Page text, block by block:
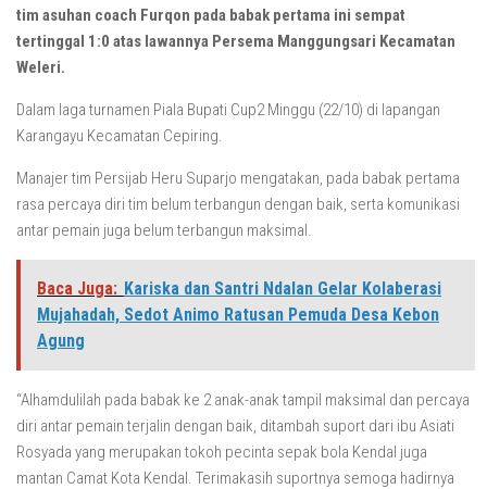
tim asuhan coach Furqon pada babak pertama ini sempat
tertinggal 1:0 atas lawannya Persema Manggungsari Kecamatan
Weleri.
Dalam laga turnamen Piala Bupati Cup2 Minggu (22/10) di lapangan
Karangayu Kecamatan Cepiring.
Manajer tim Persijab Heru Suparjo mengatakan, pada babak pertama
rasa percaya diri tim belum terbangun dengan baik, serta komunikasi
antar pemain juga belum terbangun maksimal.
Baca Juga: Kariska dan Santri Ndalan Gelar Kolaberasi
Mujahadah, Sedot Animo Ratusan Pemuda Desa Kebon
Agung
“Alhamdulilah pada babak ke 2 anak-anak tampil maksimal dan percaya
diri antar pemain terjalin dengan baik, ditambah suport dari ibu Asiati
Rosyada yang merupakan tokoh pecinta sepak bola Kendal juga
mantan Camat Kota Kendal. Terimakasih suportnya semoga hadirnya